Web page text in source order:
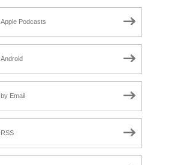
Apple Podcasts
Android
by Email
RSS